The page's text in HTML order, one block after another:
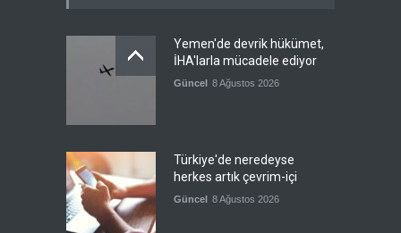
Yemen'de devrik hükümet,
İHA'larla mücadele ediyor
Güncel 8 Ağustos 2026
Türkiye'de neredeyse
herkes artık çevrim-içi
Güncel 8 Ağustos 2026